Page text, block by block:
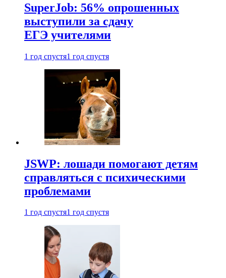
SuperJob: 56% опрошенных
выступили за сдачу
ЕГЭ учителями
1 год спустя1 год спустя
JSWP: лошади помогают детям
справляться с психическими
проблемами
1 год спустя1 год спустя